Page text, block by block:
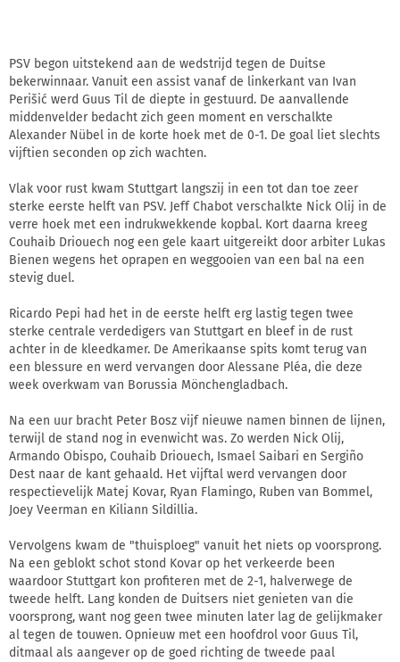
PSV begon uitstekend aan de wedstrijd tegen de Duitse
bekerwinnaar. Vanuit een assist vanaf de linkerkant van Ivan
Perišić werd Guus Til de diepte in gestuurd. De aanvallende
middenvelder bedacht zich geen moment en verschalkte
Alexander Nübel in de korte hoek met de 0-1. De goal liet slechts
vijftien seconden op zich wachten.
Vlak voor rust kwam Stuttgart langszij in een tot dan toe zeer
sterke eerste helft van PSV. Jeff Chabot verschalkte Nick Olij in de
verre hoek met een indrukwekkende kopbal. Kort daarna kreeg
Couhaib Driouech nog een gele kaart uitgereikt door arbiter Lukas
Bienen wegens het oprapen en weggooien van een bal na een
stevig duel.
Ricardo Pepi had het in de eerste helft erg lastig tegen twee
sterke centrale verdedigers van Stuttgart en bleef in de rust
achter in de kleedkamer. De Amerikaanse spits komt terug van
een blessure en werd vervangen door Alessane Pléa, die deze
week overkwam van Borussia Mönchengladbach.
Na een uur bracht Peter Bosz vijf nieuwe namen binnen de lijnen,
terwijl de stand nog in evenwicht was. Zo werden Nick Olij,
Armando Obispo, Couhaib Driouech, Ismael Saibari en Sergiño
Dest naar de kant gehaald. Het vijftal werd vervangen door
respectievelijk Matej Kovar, Ryan Flamingo, Ruben van Bommel,
Joey Veerman en Kiliann Sildillia.
Vervolgens kwam de "thuisploeg" vanuit het niets op voorsprong.
Na een geblokt schot stond Kovar op het verkeerde been
waardoor Stuttgart kon profiteren met de 2-1, halverwege de
tweede helft. Lang konden de Duitsers niet genieten van die
voorsprong, want nog geen twee minuten later lag de gelijkmaker
al tegen de touwen. Opnieuw met een hoofdrol voor Guus Til,
ditmaal als aangever op de goed richting de tweede paal